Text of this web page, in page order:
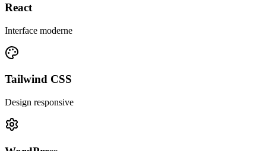
React
Interface moderne
Tailwind CSS
Design responsive